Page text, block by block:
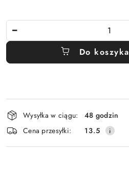
Do koszyka
Wyślij
Dostępność
i
dostawa
Wysyłka w ciągu:
48 godzin
Cena przesyłki:
13.5